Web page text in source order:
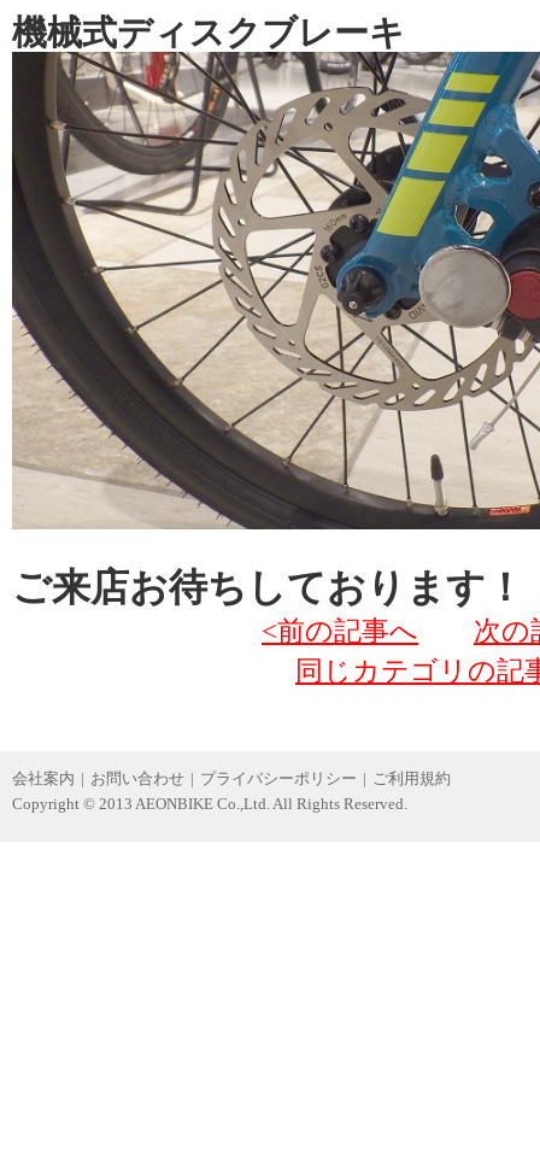
機械式ディスクブレーキ
ご来店お待ちしております！
<前の記事へ
次の
同じカテゴリの記
会社案内 | お問い合わせ | プライバシーポリシー | ご利用規約
Copyright © 2013 AEONBIKE Co.,Ltd. All Rights Reserved.